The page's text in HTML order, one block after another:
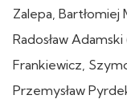
Zalepa,
Radosław
Frankiewicz,
Przemysław